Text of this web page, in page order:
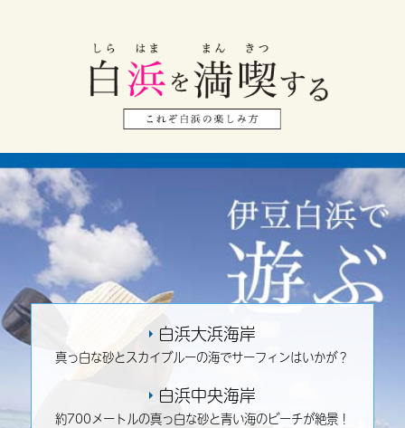
白浜大浜海岸
真っ白な砂とスカイブルーの海でサーフィンはいかが？
白浜中央海岸
約700メートルの真っ白な砂と青い海のビーチが絶景！